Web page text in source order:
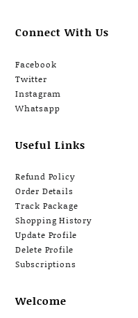
Connect With Us
Facebook
Twitter
Instagram
Whatsapp
Useful Links
Refund Policy
Order Details
Track Package
Shopping History
Update Profile
Delete Profile
Subscriptions
Welcome